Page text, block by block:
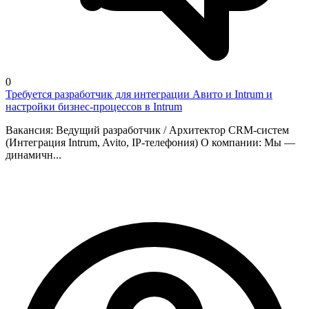
0
Требуется разработчик для интеграции Авито и Intrum и
настройки бизнес-процессов в Intrum
Вакансия: Ведущий разработчик / Архитектор CRM-систем
(Интеграция Intrum, Avito, IP-телефония) О компании: Мы —
динамичн...